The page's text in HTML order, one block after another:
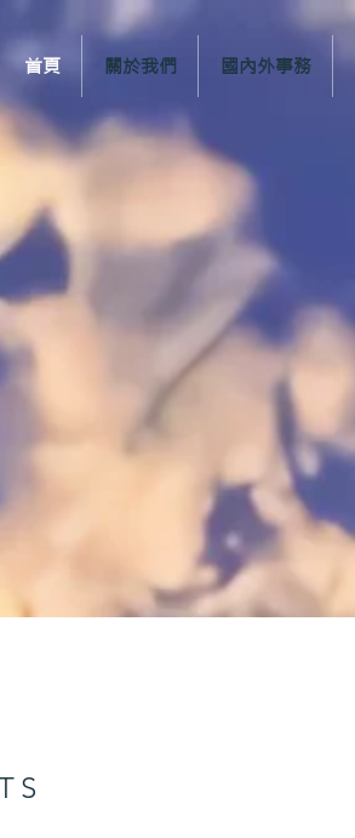
首頁 關於我們 國內外事務